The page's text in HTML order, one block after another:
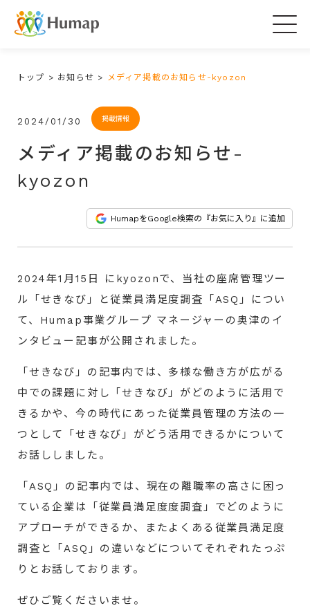
トップ > お知らせ > メディア掲載のお知らせ-kyozon
2024/01/30 掲載情報
メディア掲載のお知らせ-
kyozon
HumapをGoogle検索の『お気に入り』に追加
2024年1月15日 にkyozonで、当社の座席管理ツー
ル「せきなび」と従業員満足度調査「ASQ」につい
て、Humap事業グループ マネージャーの奥津のイ
ンタビュー記事が公開されました。
「せきなび」の記事内では、多様な働き方が広がる
中での課題に対し「せきなび」がどのように活用で
きるかや、今の時代にあった従業員管理の方法の一
つとして「せきなび」がどう活用できるかについて
お話ししました。
「ASQ」の記事内では、現在の離職率の高さに困っ
ている企業は「従業員満足度度調査」でどのように
アプローチができるか、またよくある従業員満足度
調査と「ASQ」の違いなどについてそれぞれたっぷ
りとお話しております。
ぜひご覧くださいませ。